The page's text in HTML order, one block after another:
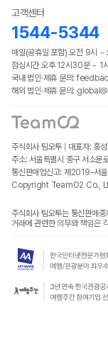
고객센터
1544-5344
매일(공휴일 포함) 오전 9시 ~
점심시간 오후 12시30분 ~ 1
국내 법인·제휴 문의:
해외 법인·제휴 문의:
주식회사 팀오투 | 대표자:
주소: 서울특별시 중구 서소문
통신판매업신고: 제2019-서
Copyright TeamO2 Co.,
주식회사 팀오투는 통신판매
거래에 관련한 의무와 책임은